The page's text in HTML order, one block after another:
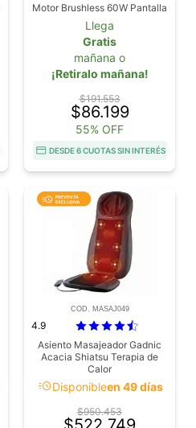
Motor Brushless 60W Pantalla
LCD Recargable
Llega
Gratis
mañana o
¡Retiralo mañana!
$191.553
$86.199
55% OFF
DESDE 6 CUOTAS SIN INTERÉS
COD. MASAJ049
4.9
Asiento Masajeador Gadnic
Acacia Shiatsu Terapia de
Calor
acuteDisponibleen 49 días
$950.453